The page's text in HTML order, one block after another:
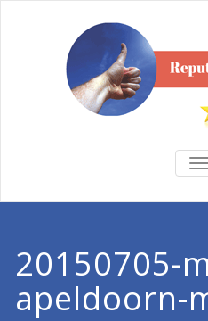
20150705-
apeldoorn-